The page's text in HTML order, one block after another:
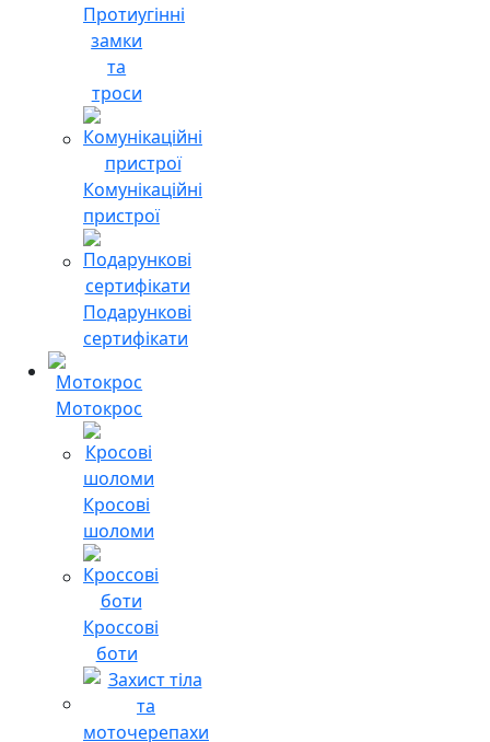
Протиугінні
замки
та
троси
Комунікаційні
пристрої
Подарункові
сертифікати
Мотокрос
Кросові
шоломи
Кроссові
боти